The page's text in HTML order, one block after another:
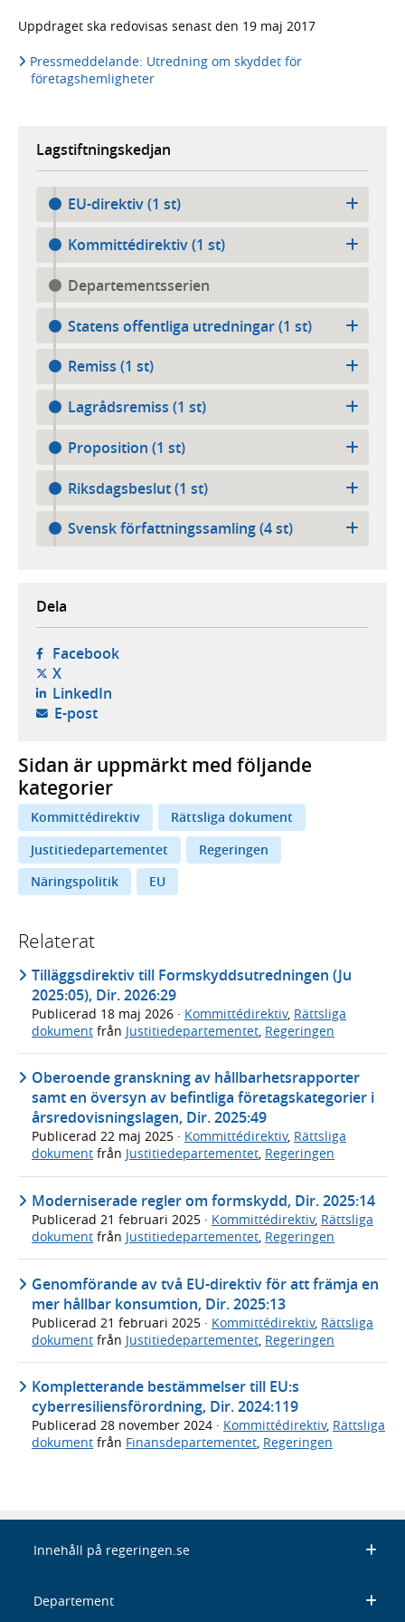
Uppdraget ska redovisas senast den 19 maj 2017
Pressmeddelande: Utredning om skyddet för
företagshemligheter
Lagstiftningskedjan
EU-direktiv (1 st)
Kommittédirektiv (1 st)
Departementsserien
Statens offentliga utredningar (1 st)
Remiss (1 st)
Lagrådsremiss (1 st)
Proposition (1 st)
Riksdagsbeslut (1 st)
Svensk författningssamling (4 st)
Dela
Facebook- öppnas i ny flik, extern webbplats,
X- öppnas i ny flik, extern webbplats,
LinkedIn- öppnas i ny flik, extern webbplats,
E-post- öppnar din e-postklient,
Sidan är uppmärkt med följande
kategorier
Kommittédirektiv
Rättsliga dokument
Justitiedepartementet
Regeringen
Näringspolitik
EU
Relaterat
Tilläggsdirektiv till Formskyddsutredningen (Ju
2025:05), Dir. 2026:29
Publicerad 18 maj 2026 · Kommittédirektiv, Rättsliga
dokument från Justitiedepartementet Regeringen
Oberoende granskning av hållbarhetsrapporter
samt en översyn av befintliga företagskategorier i
årsredovisningslagen, Dir. 2025:49
Publicerad 22 maj 2025 · Kommittédirektiv, Rättsliga
dokument från Justitiedepartementet, Regeringen
Moderniserade regler om formskydd, Dir. 2025:14
Publicerad 21 februari 2025 · Kommittédirektiv, Rättsliga
dokument från Justitiedepartementet, Regeringen
Genomförande av två EU-direktiv för att främja en
mer hållbar konsumtion, Dir. 2025:13
Publicerad 21 februari 2025 · Kommittédirektiv, Rättsliga
dokument från Justitiedepartementet Regeringen
Kompletterande bestämmelser till EU:s
cyberresiliensförordning, Dir. 2024:119
Publicerad 28 november 2024 · Kommittédirektiv, Rättsliga
dokument från Finansdepartementet, Regeringen
Innehåll på regeringen.se
Departement